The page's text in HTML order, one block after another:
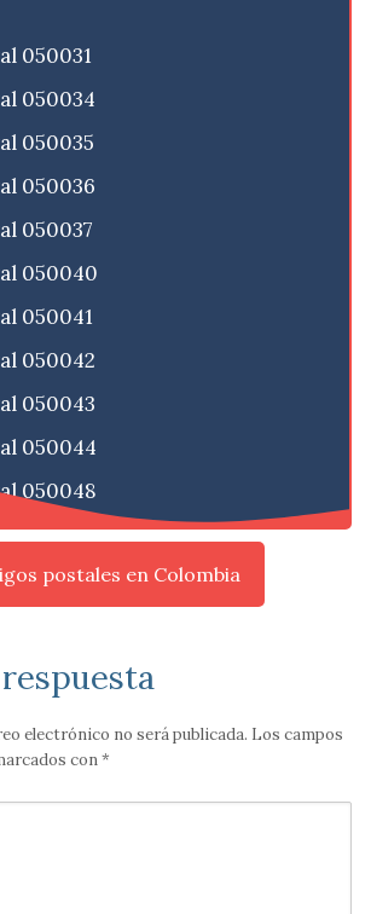
050031
050034
050035
050036
050037
050040
050041
050042
050043
050044
050048
postales en Colombia
electrónico no será publicada. Los campos
con*